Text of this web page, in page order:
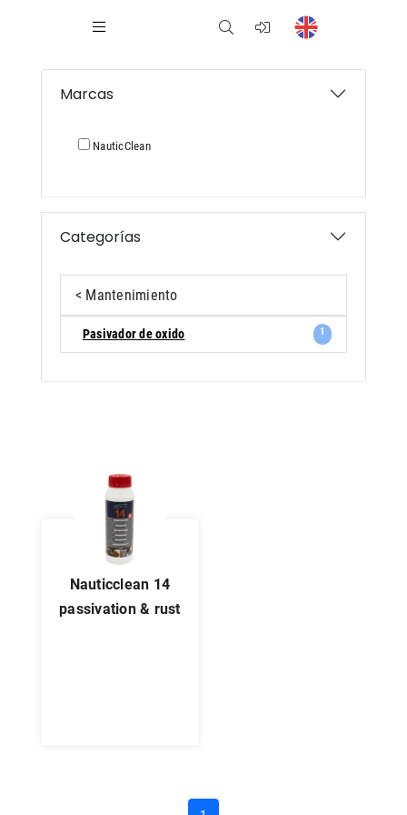
Marcas
NauticClean
Categorías
< Mantenimiento
Pasivador de oxido 1
nauticclean 14
passivation & rust